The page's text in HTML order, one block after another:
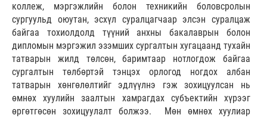
коллеж, мэргэжлийн болон техникийн боловсролын
сургуульд оюутан, эсхүл суралцагчаар элсэн суралцаж
байгаа тохиолдолд түүний анхны бакалаврын болон
дипломын мэргэжил эзэмших сургалтын хугацаанд тухайн
татварын жилд төлсөн, баримтаар нотлогдож байгаа
сургалтын төлбөртэй тэнцэх орлогод ногдох албан
татварын хөнгөлөлтийг эдлүүлнэ гэж зохицуулсан нь
өмнөх хуулийн заалтын хамрагдах субъектийн хүрээг
өргөтгөсөн зохицуулалт болжээ. Мөн өмнөх хуулиар